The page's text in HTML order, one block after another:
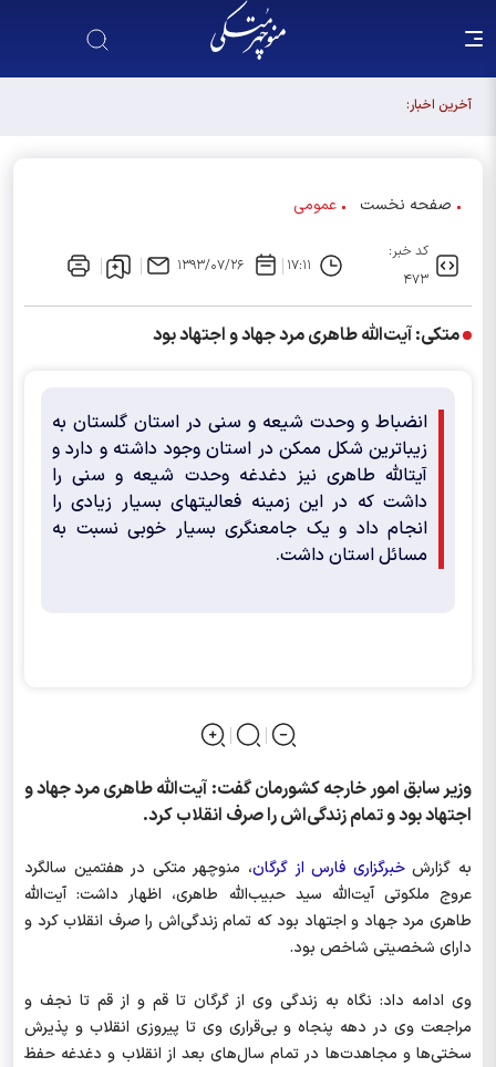
آخرین اخبار:
صفحه نخست عمومی
کد خبر:
۴۷۳
۱۷:۱۱ ۱۳۹۳/۰۷/۲۶
متکی: آیت‌الله طاهری مرد جهاد و اجتهاد بود
انضباط و وحدت شیعه و سنی در استان گلستان به
زیباترین شکل ممکن در استان وجود داشته و دارد و
آیت‎الله طاهری نیز دغدغه وحدت شیعه و سنی را
داشت که در این زمینه فعالیت‎های بسیار زیادی را
انجام داد و یک جامع‎نگری بسیار خوبی نسبت به
مسائل استان داشت.
وزیر سابق امور خارجه کشورمان گفت: آیت‌الله طاهری مرد جهاد و
اجتهاد بود و تمام زندگی‌اش را صرف انقلاب کرد.
به گزارشخبرگزاری فارس از گرگان، منوچهر متکی در هفتمین سالگرد
عروج ملکوتی آیت‌الله سید حبیب‌الله طاهری، اظهار داشت: آیت‌الله
طاهری مرد جهاد و اجتهاد بود که تمام زندگی‌اش را صرف انقلاب کرد و
دارای شخصیتی شاخص بود.
وی ادامه داد: نگاه به زندگی وی از گرگان تا قم و از قم تا نجف و
مراجعت وی در دهه پنجاه و بی‌قراری وی تا پیروزی انقلاب و پذیرش
سختی‌ها و مجاهدت‌ها در تمام سال‌های بعد از انقلاب و دغدغه حفظ